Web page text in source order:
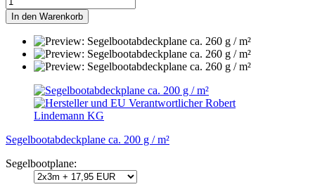
In den Warenkorb
Segelbootabdeckplane ca. 200 g / m²
Segelbootplane: